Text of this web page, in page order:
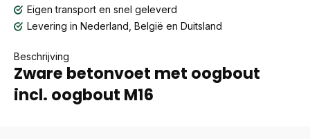
Eigen transport en snel geleverd
Levering in Nederland, België en Duitsland
Beschrijving
Zware betonvoet met oogbout
incl. oogbout M16